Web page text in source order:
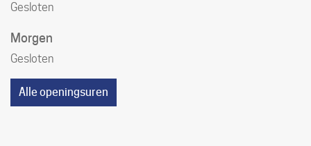
Gesloten
Morgen
Gesloten
Alle openingsuren